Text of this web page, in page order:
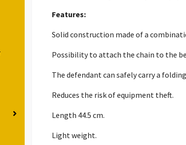
Features:
Solid construction made of a
Possibility to attach the chain to the
The defendant can safely carry a
Reduces the risk of equipment theft.
Length 44.5 cm.
Light weight.